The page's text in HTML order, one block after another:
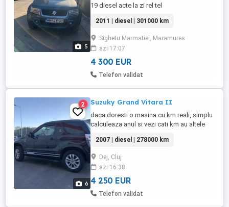
5
19 diesel acte la zi rel tel
2011 | diesel | 301000 km
Sighetu Marmatiei, Maramures
azi 17:07
4 300 EUR
Telefon validat
6
2 Suzuky Grand Vitara II
daca doresti o masina cu km reali, simplu
calculeaza anul si vezi cati km au altele
functioneaza foarte bine, consumabilele
schimbate la timp. Comenz pe volan
Tableta, camera pentru mers inapoi
Camera de bord Oglinzi incalzite, incalzire
in scaune Paravanturi si praguri ...
2007 | diesel | 278000 km
Dej, Cluj
azi 16:38
4 250 EUR
Telefon validat